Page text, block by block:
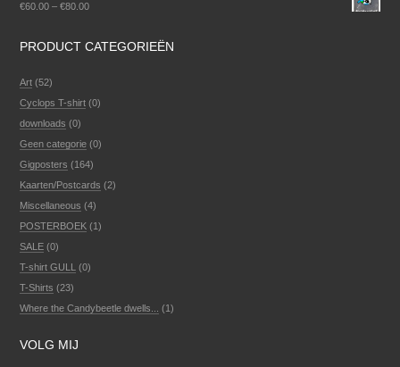
€60.00 –€80.00
PRODUCT CATEGORIEËN
Art (52)
Cyclops T-shirt (0)
downloads (0)
Geen categorie (0)
Gigposters (164)
Kaarten/Postcards (2)
Miscellaneous (4)
POSTERBOEK (1)
SALE (0)
T-shirt GULL
(0)
T-Shirts (23)
Where the Candybeetle dwells...
(1)
VOLG MIJ